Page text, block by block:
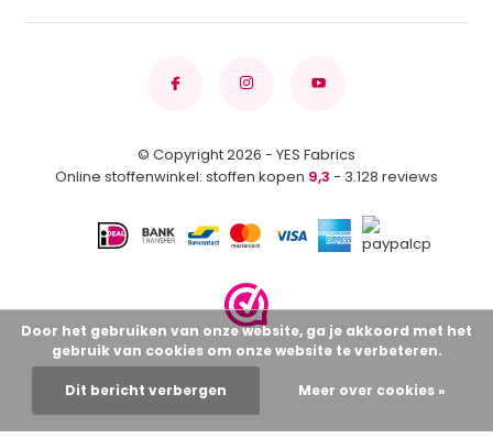
© Copyright 2026 - YES Fabrics
Online stoffenwinkel: stoffen kopen 9,3 - 3.128 reviews
Door het gebruiken van onze website, ga je akkoord met het
gebruik van cookies om onze website te verbeteren.
Dit bericht verbergen Meer over cookies »